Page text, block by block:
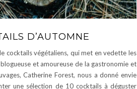
D’AUTOMNE
cocktails végétaliens, qui met en vedette les
et amoureuse de la gastronomie et
Catherine Forest, nous a donné envie
une sélection de 10 cocktails à déguster